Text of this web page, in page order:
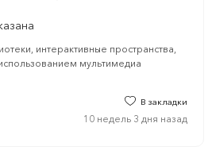
интерактивные пространства,
мультимедиа
В закладки
10 недель 3 дня назад